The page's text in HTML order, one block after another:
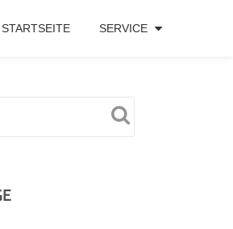
STARTSEITE SERVICE